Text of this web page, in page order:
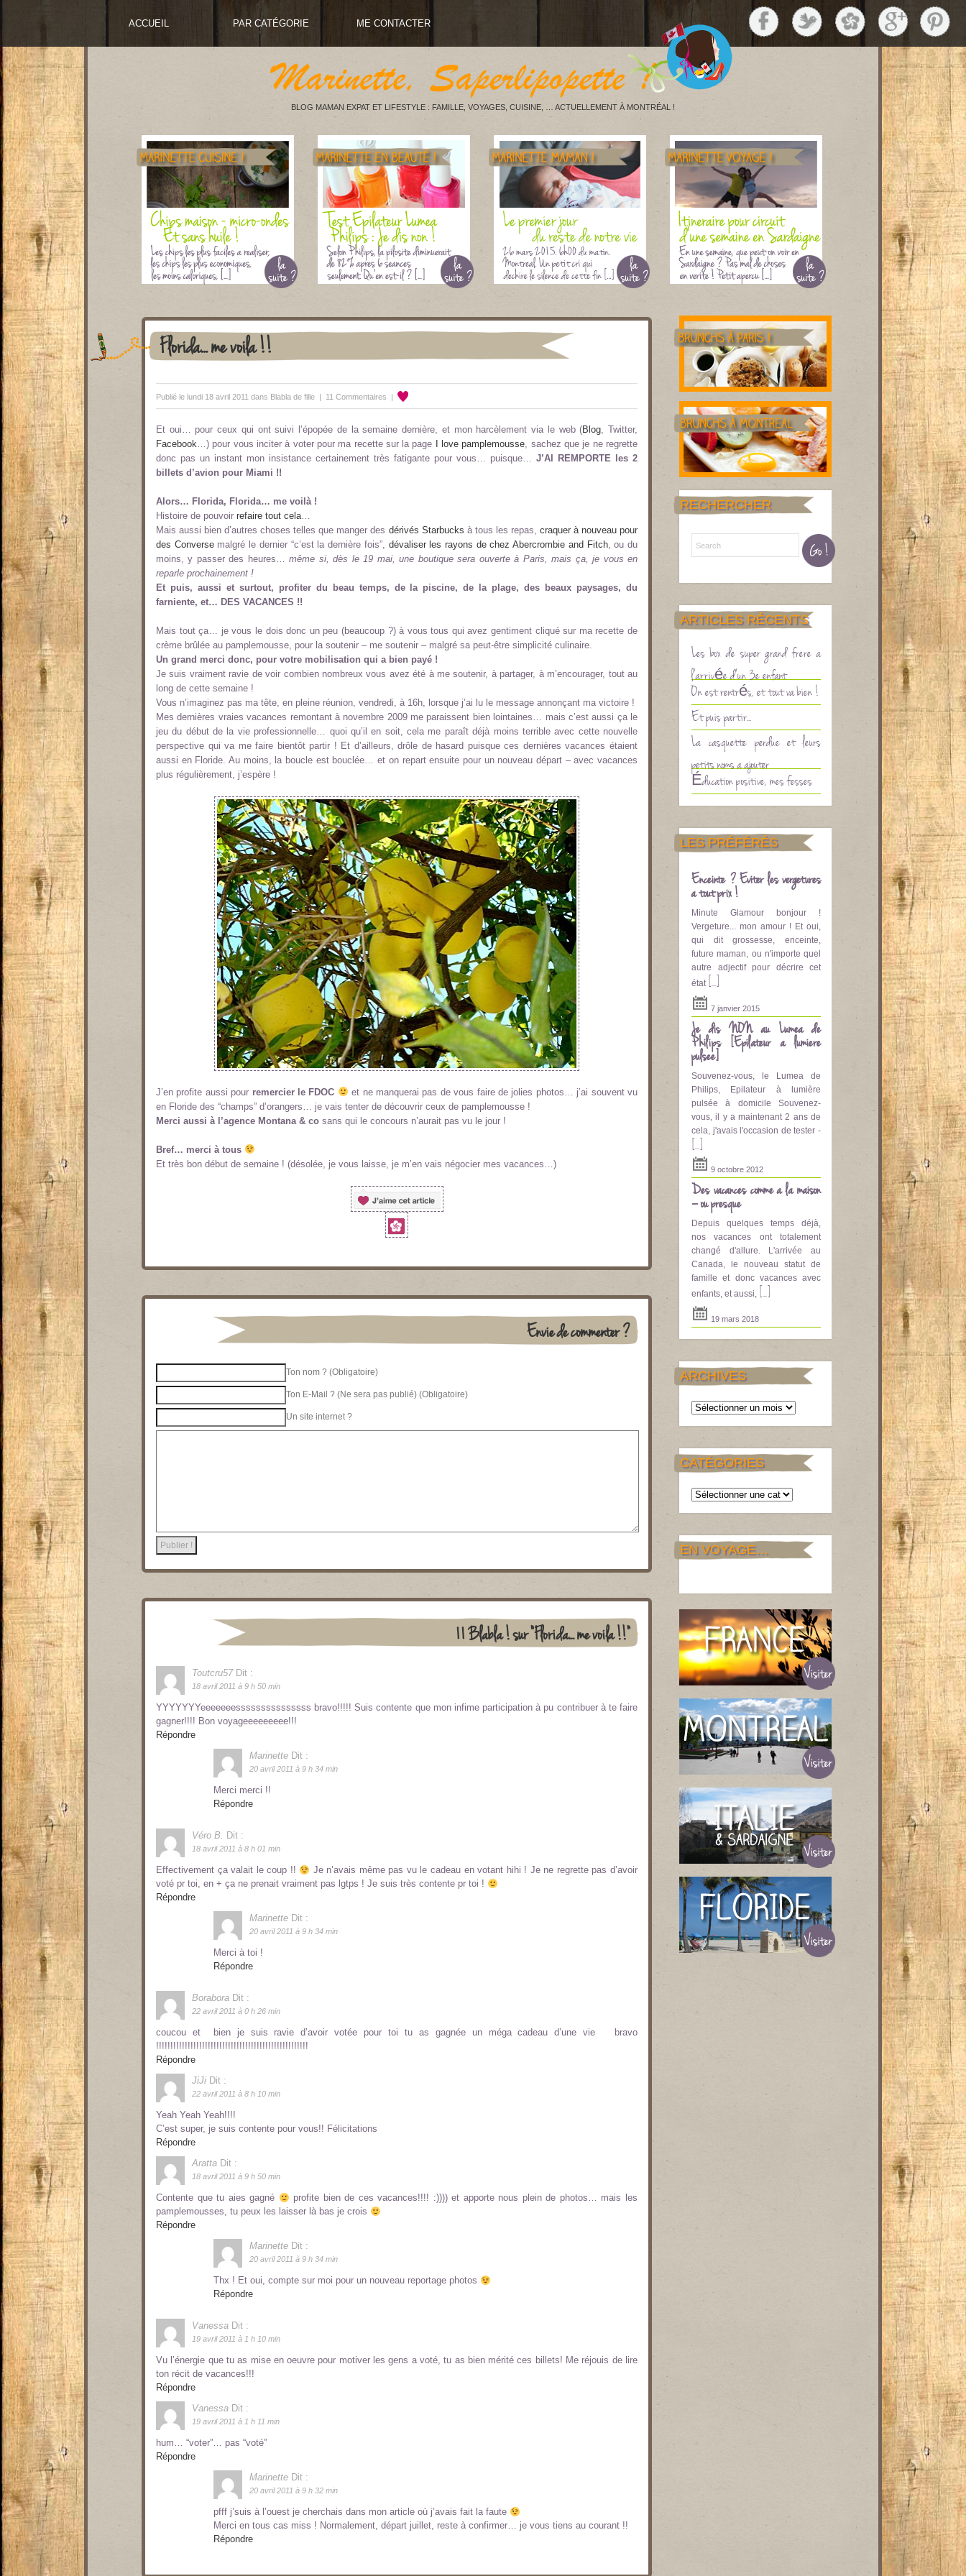
ACCUEIL PAR CATÉGORIE ME CONTACTER
BLOG MAMAN EXPAT ET LIFESTYLE : FAMILLE, VOYAGES, CUISINE, … ACTUELLEMENT À MONTRÉAL !
Florida… me voilà !!
Publié le lundi 18 avril 2011 dans Blabla de fille | 11 Commentaires |
Et oui… pour ceux qui ont suivi l’épopée de la semaine dernière, et mon harcèlement via le web (Blog, Twitter,
Facebook…) pour vous inciter à voter pour ma recette sur la page I love pamplemousse, sachez que je ne regrette
donc pas un instant mon insistance certainement très fatigante pour vous… puisque… J’AI REMPORTE les 2
billets d’avion pour Miami !!
Alors… Florida, Florida… me voilà !
Histoire de pouvoir refaire tout cela…
Mais aussi bien d’autres choses telles que manger des dérivés Starbucks à tous les repas, craquer à nouveau pour
des Conversemalgré le dernier “c’est la dernière fois”, dévaliser les rayons de chez Abercrombie and Fitch, ou du
moins, y passer des heures…même si, dès le 19 mai, une boutique sera ouverte à Paris, mais ça, je vous en
reparle prochainement !
Et puis, aussi et surtout, profiter du beau temps, de la piscine, de la plage, des beaux paysages, du
farniente, et… DES VACANCES !!
Mais tout ça… je vous le dois donc un peu (beaucoup ?) à vous tous qui avez gentiment cliqué sur ma recette de
crème brûlée au pamplemousse, pour la soutenir – me soutenir – malgré sa peut-être simplicité culinaire.
Un grand merci donc, pour votre mobilisation qui a bien payé !
Je suis vraiment ravie de voir combien nombreux vous avez été à me soutenir, à partager, à m’encourager, tout au
long de cette semaine !
Vous n’imaginez pas ma tête, en pleine réunion, vendredi, à 16h, lorsque j’ai lu le message annonçant ma victoire !
Mes dernières vraies vacances remontant à novembre 2009 me paraissent bien lointaines… mais c’est aussi ça le
jeu du début de la vie professionnelle… quoi qu’il en soit, cela me paraît déjà moins terrible avec cette nouvelle
perspective qui va me faire bientôt partir ! Et d’ailleurs, drôle de hasard puisque ces dernières vacances étaient
aussi en Floride. Au moins, la boucle est bouclée… et on repart ensuite pour un nouveau départ – avec vacances
plus régulièrement, j’espère !
J’en profite aussi pour remercier le FDOC
et ne manquerai pas de vous faire de jolies photos… j’ai souvent vu
en Floride des “champs” d’orangers… je vais tenter de découvrir ceux de pamplemousse !
Merci aussi à l’agence Montana & co sans qui le concours n’aurait pas vu le jour !
Bref… merci à tous
Et très bon début de semaine ! (désolée, je vous laisse, je m’en vais négocier mes vacances…)
Envie de commenter ?
Ton nom ? (Obligatoire)
Ton E-Mail ? (Ne sera pas publié) (Obligatoire)
Un site internet ?
11 Blabla ! sur "Florida… me voilà !!"
Toutcru57 Dit :
18 avril 2011 à 9 h 50 min
YYYYYYYeeeeeeesssssssssssssss bravo!!!!! Suis contente que mon infime participation à pu contribuer à te faire
gagner!!!! Bon voyageeeeeeeee!!!
Répondre
Marinette Dit :
20 avril 2011 à 9 h 34 min
Merci merci !!
Répondre
Véro B. Dit :
18 avril 2011 à 8 h 01 min
Effectivement ça valait le coup !!
Je n’avais même pas vu le cadeau en votant hihi ! Je ne regrette pas d’avoir
voté pr toi, en + ça ne prenait vraiment pas lgtps ! Je suis très contente pr toi !
Répondre
Marinette Dit :
20 avril 2011 à 9 h 34 min
Merci à toi !
Répondre
Borabora Dit :
22 avril 2011 à 0 h 26 min
coucou et bien je suis ravie d’avoir votée pour toi tu as gagnée un méga cadeau d’une vie bravo
!!!!!!!!!!!!!!!!!!!!!!!!!!!!!!!!!!!!!!!!!!!!!!!!!!!!!
Répondre
JiJi Dit :
22 avril 2011 à 8 h 10 min
Yeah Yeah Yeah!!!!
C’est super, je suis contente pour vous!! Félicitations
Répondre
Aratta Dit :
18 avril 2011 à 9 h 50 min
Contente que tu aies gagné
profite bien de ces vacances!!!! :)))) et apporte nous plein de photos… mais les
pamplemousses, tu peux les laisser là bas je crois
Répondre
Marinette Dit :
20 avril 2011 à 9 h 34 min
Thx ! Et oui, compte sur moi pour un nouveau reportage photos
Répondre
Vanessa Dit :
19 avril 2011 à 1 h 10 min
Vu l’énergie que tu as mise en oeuvre pour motiver les gens a voté, tu as bien mérité ces billets! Me réjouis de lire
ton récit de vacances!!!
Répondre
Vanessa Dit :
19 avril 2011 à 1 h 11 min
hum… “voter”… pas “voté”
Répondre
Marinette Dit :
20 avril 2011 à 9 h 32 min
pfff j’suis à l’ouest je cherchais dans mon article où j’avais fait la faute
Merci en tous cas miss ! Normalement, départ juillet, reste à confirmer… je vous tiens au courant !!
Répondre
RECHERCHER
ARTICLES RÉCENTS
Les box de super grand frère à
l’arrivée d’un 3è enfant
On est rentrés, et tout va bien !
Et puis partir…
La casquette perdue et leurs
Éducation positive, mes fesses
LES PRÉFÉRÉS
Enceinte ? Eviter les vergetures
à tout prix !
Minute Glamour bonjour !
Vergeture... mon amour ! Et oui,
qui dit grossesse, enceinte,
future maman, ou n'importe quel
autre adjectif pour décrire cet
état [...]
7 janvier 2015
Je dis NON au Lumea de
Philips [Epilateur a lumière
pulsee]
Souvenez-vous, le Lumea de
Philips, Epilateur à lumière
pulsée à domicile Souvenez-
vous, il y a maintenant 2 ans de
cela, j'avais l'occasion de tester -
[...]
9 octobre 2012
Des vacances comme à la maison
– ou presque
Depuis quelques temps déjà,
nos vacances ont totalement
changé d'allure. L'arrivée au
Canada, le nouveau statut de
famille et donc vacances avec
enfants, et aussi, [...]
19 mars 2018
ARCHIVES
Archives
CATÉGORIES
Catégories
EN VOYAGE…